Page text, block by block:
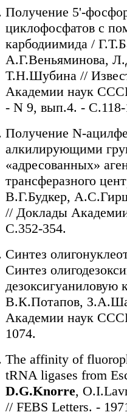
Получение 5'-
циклофосфатов с
карбодиимида /
А.Г.Веньяминова,
Т.Н.Шубина //
Академии наук
- N 9, вып.4. - С.118-
Получение N-
алкилирующими
«адресованных»
трансферазного
В.Г.Будкер,
// Доклады
С.352-354.
Синтез
Синтез
В.К.Потапов,
Академии наук
1074.
The affinity of
tRNA ligases from
D.G.Knorre,
// FEBS Letters. -